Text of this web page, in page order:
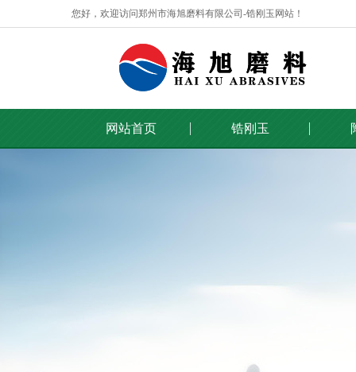
您好，欢迎访问郑州市海旭磨料有限公司-锆刚玉网站！
网站首页 锆刚玉